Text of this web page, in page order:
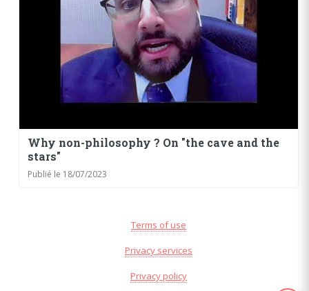
Why non-philosophy ? On "the cave and the
stars"
Publié le 18/07/2023
Terms of use
Privacy services
Privacy policy